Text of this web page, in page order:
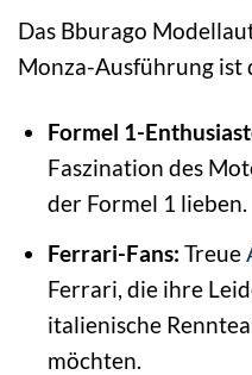
Das Bburago
Monza-Ausführung ist
Formel 1-
Faszination des
der Formel 1 lieben.
Ferrari-Fans: Treue
Ferrari, die ihre
italienische
möchten.